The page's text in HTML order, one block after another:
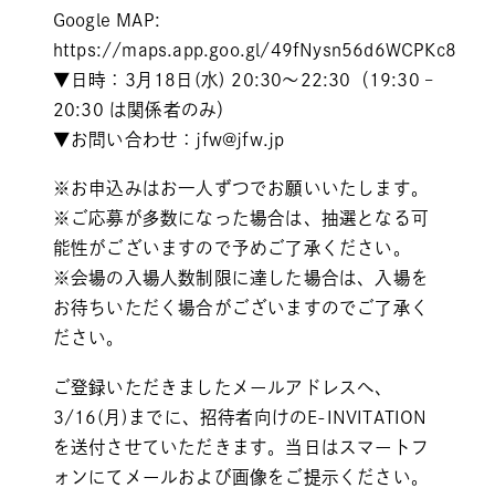
Google MAP:
https://maps.app.goo.gl/49fNysn56d6WCPKc8
▼日時：3月18日(水) 20:30〜22:30（19:30 –
20:30 は関係者のみ）
▼お問い合わせ： jfw@jfw.jp
※お申込みはお一人ずつでお願いいたします。
※ご応募が多数になった場合は、抽選となる可
能性がございますので予めご了承ください。
※会場の入場人数制限に達した場合は、入場を
お待ちいただく場合がございますのでご了承く
ださい。
ご登録いただきましたメールアドレスへ、
3/16(月)までに、招待者向けのE-INVITATION
を送付させていただきます。当日はスマートフ
ォンにてメールおよび画像をご提示ください。